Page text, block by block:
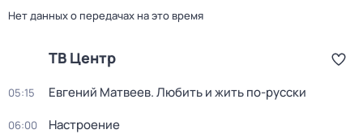
Нет данных о передачах на это время
ТВ Центр
05:15 Евгений Матвеев. Любить и жить по-русски
06:00 Настроение